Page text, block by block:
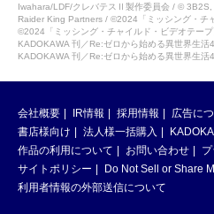
Iwahara/LDF/クレバテスⅡ製作委員会 / © 3B2S,
Raider King Partners / ©2024「ミッシング・チ
©2024「ミッシング・チャイルド・ビデオテー
KADOKAWA 刊／Re:ゼロから始める異世界生
KADOKAWA 刊／Re:ゼロから始める異世界生活
会社概要 IR情報 採用情報 広告に
書店様向け
法人様一括購入
作品の利用について
お問い合わせ
サイトポリシー
Do Not Sell or Share
利用者情報の外部送信について